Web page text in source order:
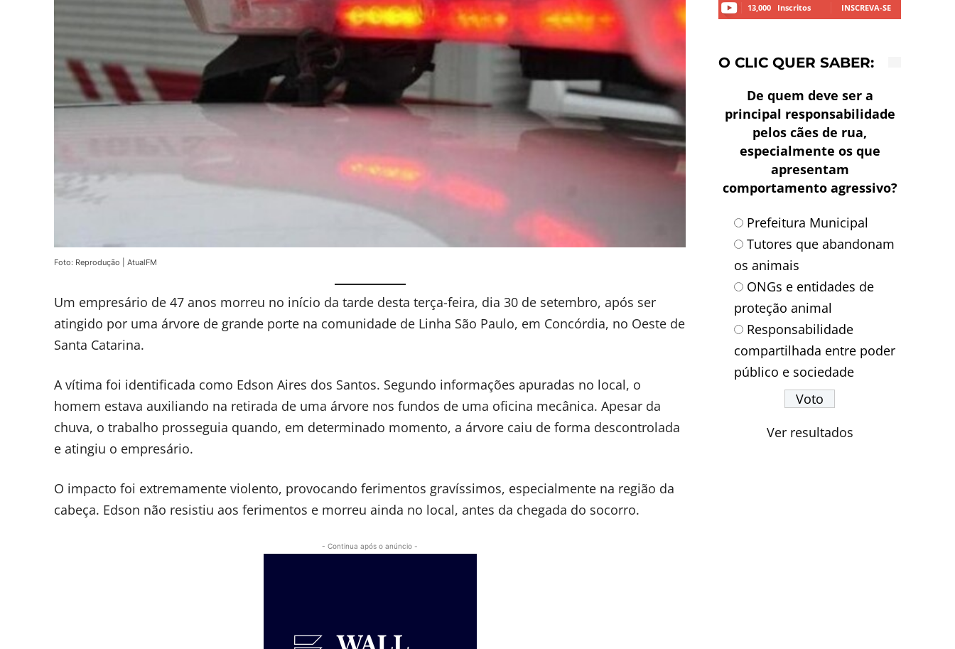
Foto: Reprodução | AtualFM
Um empresário de 47 anos morreu no início da tarde desta terça-feira, dia 30 de setembro, após ser
atingido por uma árvore de grande porte na comunidade de Linha São Paulo, em Concórdia, no Oeste de
Santa Catarina.
A vítima foi identificada como Edson Aires dos Santos. Segundo informações apuradas no local, o
homem estava auxiliando na retirada de uma árvore nos fundos de uma oficina mecânica. Apesar da
chuva, o trabalho prosseguia quando, em determinado momento, a árvore caiu de forma descontrolada
e atingiu o empresário.
O impacto foi extremamente violento, provocando ferimentos gravíssimos, especialmente na região da
cabeça. Edson não resistiu aos ferimentos e morreu ainda no local, antes da chegada do socorro.
- Continua após o anúncio -
13,000 Inscritos INSCREVA-SE
O CLIC QUER SABER:
De quem deve ser a
principal responsabilidade
pelos cães de rua,
especialmente os que
apresentam
comportamento agressivo?
Prefeitura Municipal
Tutores que abandonam
os animais
ONGs e entidades de
proteção animal
Responsabilidade
compartilhada entre poder
público e sociedade
Ver resultados